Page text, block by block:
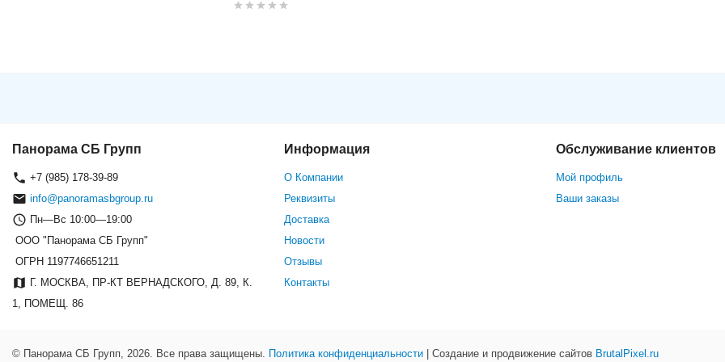
Панорама СБ Групп
+7 (985) 178-39-89
info@panoramasbgroup.ru
Пн—Вс 10:00—19:00
ООО "Панорама СБ Групп"
ОГРН 1197746651211
Г. МОСКВА, ПР-КТ ВЕРНАДСКОГО, Д. 89, К.
1, ПОМЕЩ. 86
Информация
О Компании
Реквизиты
Доставка
Новости
Отзывы
Контакты
Обслуживание клиентов
Мой профиль
Ваши заказы
© Панорама СБ Групп, 2026. Все права защищены. Политика конфиденциальности | Создание и продвижение сайтов BrutalPixel.ru